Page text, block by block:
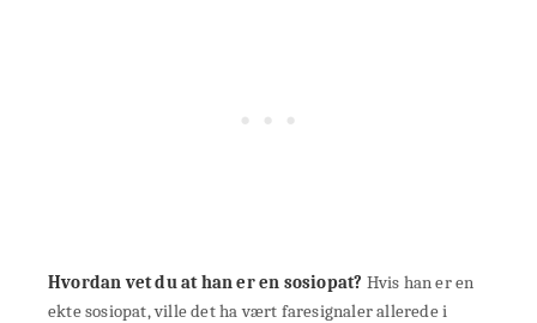
Hvordan vet du at han er en sosiopat? Hvis han er en
ekte sosiopat, ville det ha vært faresignaler allerede i